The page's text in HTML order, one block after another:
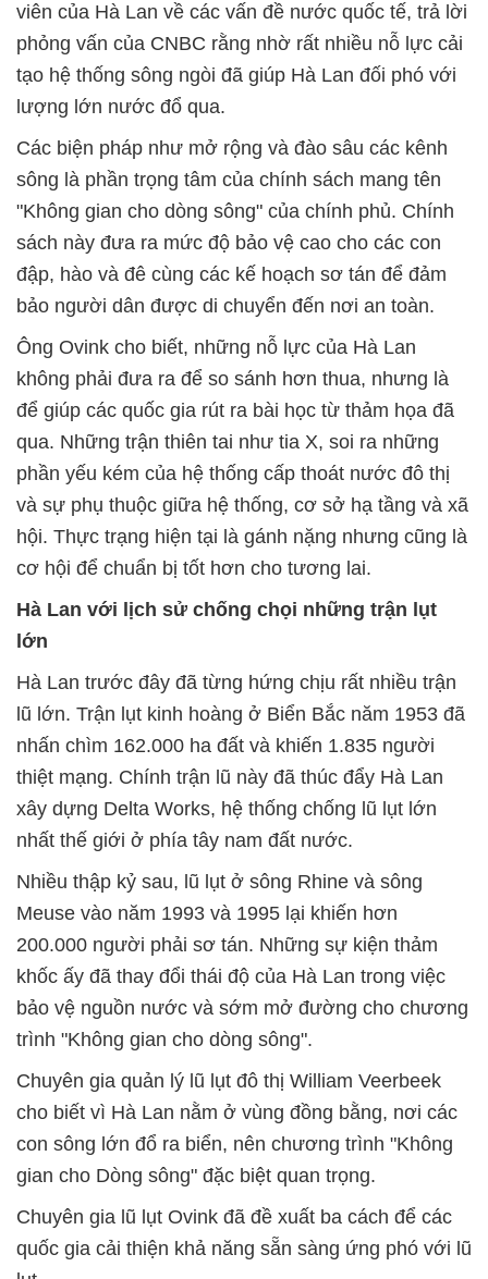
viên của Hà Lan về các vấn đề nước quốc tế, trả lời
phỏng vấn của CNBC rằng nhờ rất nhiều nỗ lực cải
tạo hệ thống sông ngòi đã giúp Hà Lan đối phó với
lượng lớn nước đổ qua.
Các biện pháp như mở rộng và đào sâu các kênh
sông là phần trọng tâm của chính sách mang tên
"Không gian cho dòng sông" của chính phủ. Chính
sách này đưa ra mức độ bảo vệ cao cho các con
đập, hào và đê cùng các kế hoạch sơ tán để đảm
bảo người dân được di chuyển đến nơi an toàn.
Ông Ovink cho biết, những nỗ lực của Hà Lan
không phải đưa ra để so sánh hơn thua, nhưng là
để giúp các quốc gia rút ra bài học từ thảm họa đã
qua. Những trận thiên tai như tia X, soi ra những
phần yếu kém của hệ thống cấp thoát nước đô thị
và sự phụ thuộc giữa hệ thống, cơ sở hạ tầng và xã
hội. Thực trạng hiện tại là gánh nặng nhưng cũng là
cơ hội để chuẩn bị tốt hơn cho tương lai.
Hà Lan với lịch sử chống chọi những trận lụt
lớn
Hà Lan trước đây đã từng hứng chịu rất nhiều trận
lũ lớn. Trận lụt kinh hoàng ở Biển Bắc năm 1953 đã
nhấn chìm 162.000 ha đất và khiến 1.835 người
thiệt mạng. Chính trận lũ này đã thúc đẩy Hà Lan
xây dựng Delta Works, hệ thống chống lũ lụt lớn
nhất thế giới ở phía tây nam đất nước.
Nhiều thập kỷ sau, lũ lụt ở sông Rhine và sông
Meuse vào năm 1993 và 1995 lại khiến hơn
200.000 người phải sơ tán. Những sự kiện thảm
khốc ấy đã thay đổi thái độ của Hà Lan trong việc
bảo vệ nguồn nước và sớm mở đường cho chương
trình "Không gian cho dòng sông".
Chuyên gia quản lý lũ lụt đô thị William Veerbeek
cho biết vì Hà Lan nằm ở vùng đồng bằng, nơi các
con sông lớn đổ ra biển, nên chương trình "Không
gian cho Dòng sông" đặc biệt quan trọng.
Chuyên gia lũ lụt Ovink đã đề xuất ba cách để các
quốc gia cải thiện khả năng sẵn sàng ứng phó với lũ